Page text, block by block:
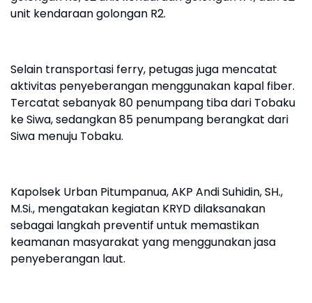
unit kendaraan golongan R2.
Selain transportasi ferry, petugas juga mencatat
aktivitas penyeberangan menggunakan kapal fiber.
Tercatat sebanyak 80 penumpang tiba dari Tobaku
ke Siwa, sedangkan 85 penumpang berangkat dari
Siwa menuju Tobaku.
Kapolsek Urban Pitumpanua, AKP Andi Suhidin, SH.,
M.Si., mengatakan kegiatan KRYD dilaksanakan
sebagai langkah preventif untuk memastikan
keamanan masyarakat yang menggunakan jasa
penyeberangan laut.